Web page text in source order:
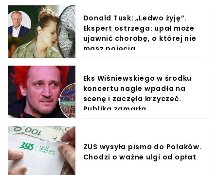
Donald Tusk: „Ledwo żyję”.
Ekspert ostrzega: upał może
ujawnić chorobę, o której nie
masz pojęcia
Eks Wiśniewskiego w środku
koncertu nagle wpadła na
scenę i zaczęła krzyczeć.
Publika zamarła
ZUS wysyła pisma do Polaków.
Chodzi o ważne ulgi od opłat